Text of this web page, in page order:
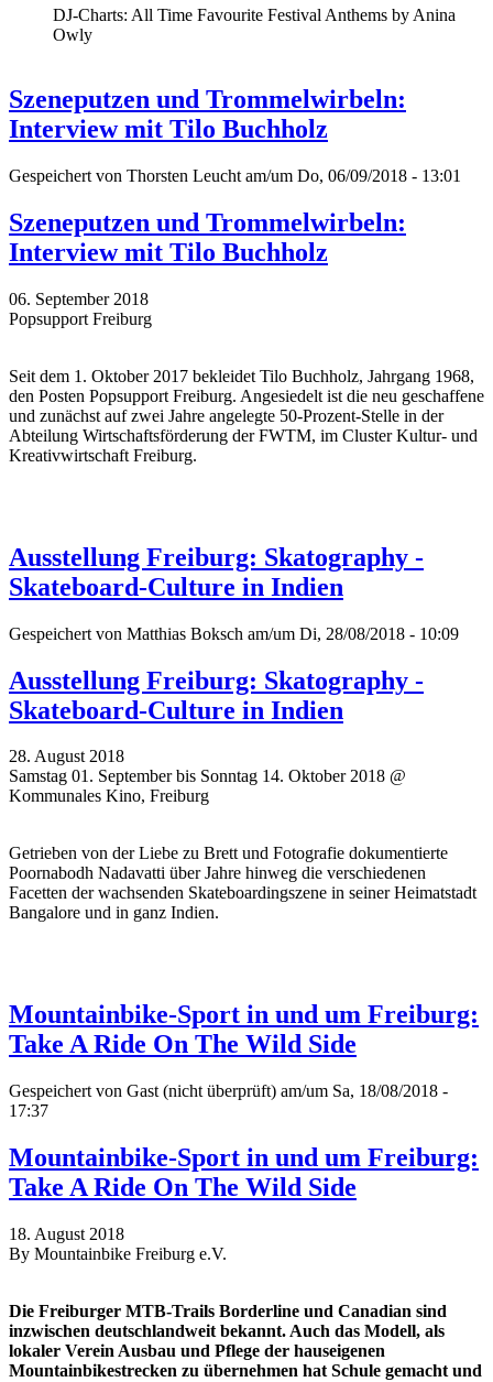
DJ-Charts: All Time Favourite Festival Anthems by Anina
Owly
Szeneputzen und Trommelwirbeln:
Interview mit Tilo Buchholz
Gespeichert von Thorsten Leucht am/um Do, 06/09/2018 - 13:01
Szeneputzen und Trommelwirbeln:
Interview mit Tilo Buchholz
06. September 2018
Popsupport Freiburg
Seit dem 1. Oktober 2017 bekleidet Tilo Buchholz, Jahrgang 1968,
den Posten Popsupport Freiburg. Angesiedelt ist die neu geschaffene
und zunächst auf zwei Jahre angelegte 50-Prozent-Stelle in der
Abteilung Wirtschaftsförderung der FWTM, im Cluster Kultur- und
Kreativwirtschaft Freiburg.
Ausstellung Freiburg: Skatography -
Skateboard-Culture in Indien
Gespeichert von Matthias Boksch am/um Di, 28/08/2018 - 10:09
Ausstellung Freiburg: Skatography -
Skateboard-Culture in Indien
28. August 2018
Samstag 01. September bis Sonntag 14. Oktober 2018 @
Kommunales Kino, Freiburg
Getrieben von der Liebe zu Brett und Fotografie dokumentierte
Poornabodh Nadavatti über Jahre hinweg die verschiedenen
Facetten der wachsenden Skateboardingszene in seiner Heimatstadt
Bangalore und in ganz Indien.
Mountainbike-Sport in und um Freiburg:
Take A Ride On The Wild Side
Gespeichert von Gast (nicht überprüft) am/um Sa, 18/08/2018 -
17:37
Mountainbike-Sport in und um Freiburg:
Take A Ride On The Wild Side
18. August 2018
By Mountainbike Freiburg e.V.
Die Freiburger MTB-Trails Borderline und Canadian sind
inzwischen deutschlandweit bekannt. Auch das Modell, als
lokaler Verein Ausbau und Pflege der hauseigenen
Mountainbikestrecken zu übernehmen hat Schule gemacht und